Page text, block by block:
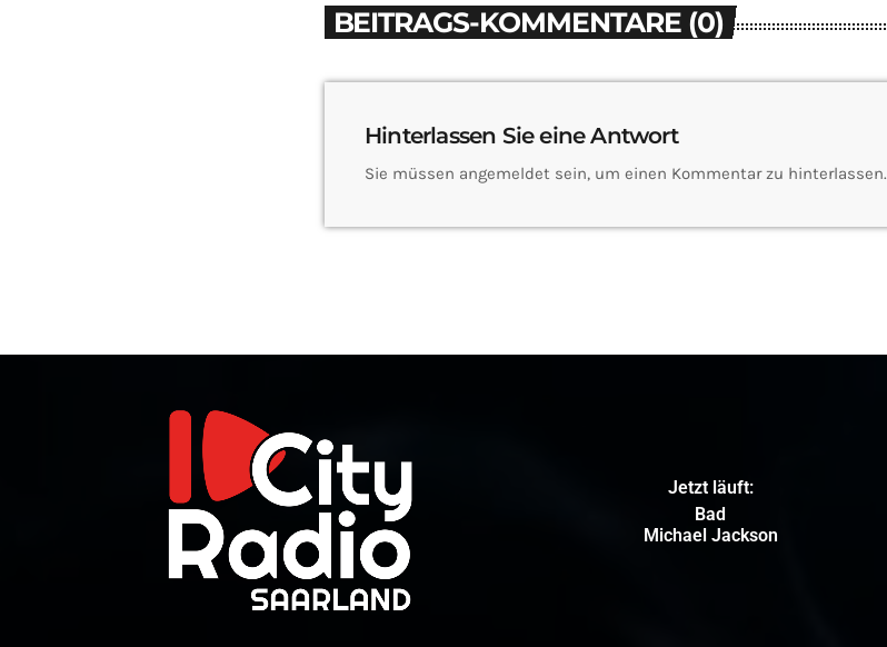
BEITRAGS-KOMMENTARE (0)
Hinterlassen Sie eine Antwort
Sie müssen angemeldet sein, um einen Kommentar zu hinterlassen.
Jetzt läuft:
Bad
Michael Jackson